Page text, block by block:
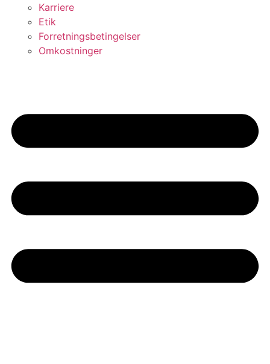
Karriere
Etik
Forretningsbetingelser
Omkostninger